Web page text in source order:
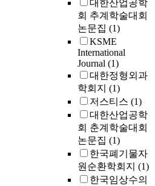
대한산업공학
회 추계학술대회
논문집 (1)
KSME
International
Journal (1)
대한정형외과
학회지 (1)
저스티스 (1)
대한산업공학
회 춘계학술대회
논문집 (1)
한국폐기물자
원순환학회지 (1)
한국임상수의